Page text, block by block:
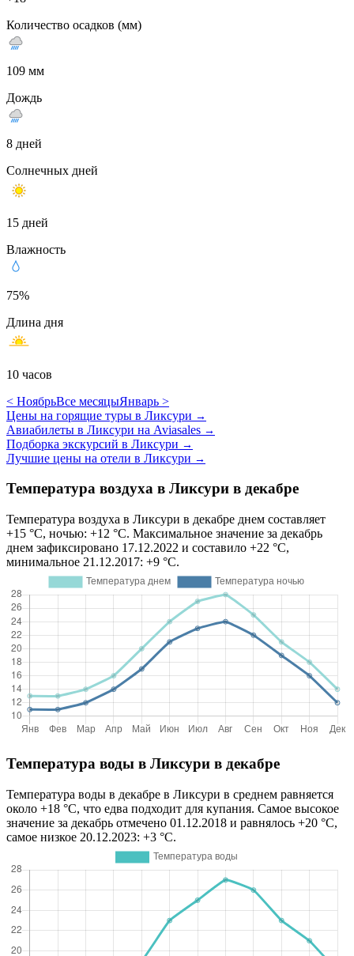
Количество осадков (мм)
109 мм
Дождь
8 дней
Солнечных дней
15 дней
Влажность
75%
Длина дня
10 часов
< НоябрьВсе месяцыЯнварь >
Цены на горящие туры в Ликсури →
Авиабилеты в Ликсури на Aviasales →
Подборка экскурсий в Ликсури →
Лучшие цены на отели в Ликсури →
Температура воздуха в Ликсури в декабре
Температура воздуха в Ликсури в декабре днем составляет
+15 °C, ночью: +12 °C. Максимальное значение за декабрь
днем зафиксировано 17.12.2022 и составило +22 °C,
минимальное 21.12.2017: +9 °C.
Температура воды в Ликсури в декабре
Температура воды в декабре в Ликсури в среднем равняется
около +18 °C, что едва подходит для купания. Самое высокое
значение за декабрь отмечено 01.12.2018 и равнялось +20 °C,
самое низкое 20.12.2023: +3 °C.